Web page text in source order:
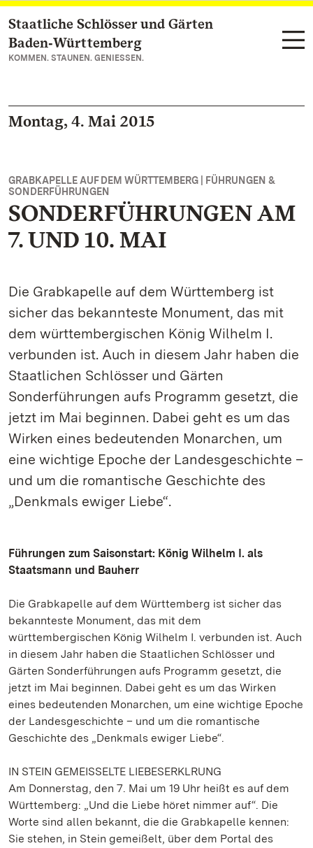
Zum Hauptinhalt springen
Staatliche Schlösser und Gärten
Baden‑Württemberg
KOMMEN. STAUNEN. GENIESSEN.
Montag, 4. Mai 2015
GRABKAPELLE AUF DEM WÜRTTEMBERG | FÜHRUNGEN &
SONDERFÜHRUNGEN
SONDERFÜHRUNGEN AM
7. UND 10. MAI
Die Grabkapelle auf dem Württemberg ist
sicher das bekannteste Monument, das mit
dem württembergischen König Wilhelm I.
verbunden ist. Auch in diesem Jahr haben die
Staatlichen Schlösser und Gärten
Sonderführungen aufs Programm gesetzt, die
jetzt im Mai beginnen. Dabei geht es um das
Wirken eines bedeutenden Monarchen, um
eine wichtige Epoche der Landesgeschichte –
und um die romantische Geschichte des
„Denkmals ewiger Liebe“.
Führungen zum Saisonstart: König Wilhelm I. als
Staatsmann und Bauherr
Die Grabkapelle auf dem Württemberg ist sicher das
bekannteste Monument, das mit dem
württembergischen König Wilhelm I. verbunden ist. Auch
in diesem Jahr haben die Staatlichen Schlösser und
Gärten Sonderführungen aufs Programm gesetzt, die
jetzt im Mai beginnen. Dabei geht es um das Wirken
eines bedeutenden Monarchen, um eine wichtige Epoche
der Landesgeschichte – und um die romantische
Geschichte des „Denkmals ewiger Liebe“.
IN STEIN GEMEISSELTE LIEBESERKLRUNG
Am Donnerstag, den 7. Mai um 19 Uhr heißt es auf dem
Württemberg: „Und die Liebe höret nimmer auf“. Die
Worte sind allen bekannt, die die Grabkapelle kennen:
Sie stehen, in Stein gemeißelt, über dem Portal des